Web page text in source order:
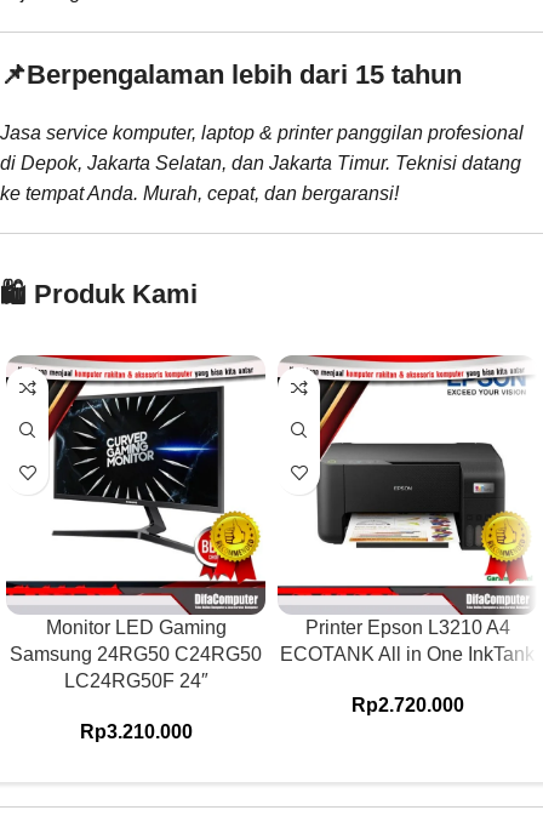
📌Berpengalaman lebih dari 15 tahun
Jasa service komputer, laptop & printer panggilan profesional
di Depok, Jakarta Selatan, dan Jakarta Timur. Teknisi datang
ke tempat Anda. Murah, cepat, dan bergaransi!
🛍️ Produk Kami
Monitor LED Gaming
Samsung 24RG50 C24RG50
LC24RG50F 24″
Rp3.210.000
Printer Epson L3210 A4
ECOTANK All in One InkTank
Rp2.720.000